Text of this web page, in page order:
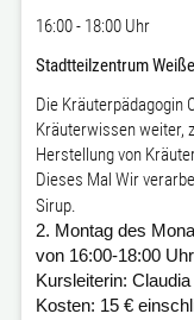
16:00 - 18:00 Uhr
Stadtteilzentrum
Die Kräuterpädagogin
Kräuterwissen weiter,
Herstellung von
Dieses Mal Wir
Sirup.
2. Montag des
von 16:00-18:00
Kursleiterin:
Kosten: 15 €